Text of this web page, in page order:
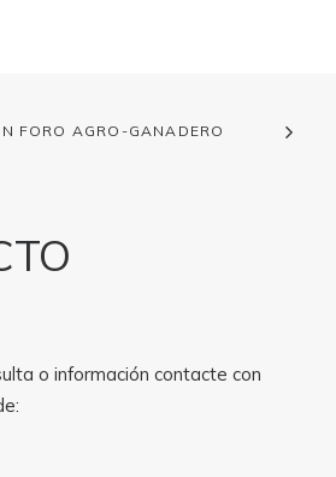
FORO AGRO-GANADERO
o información contacte con